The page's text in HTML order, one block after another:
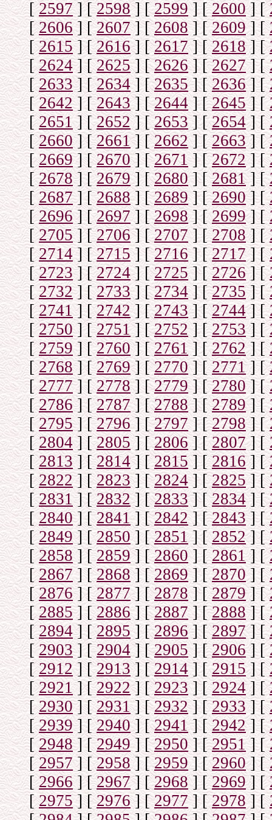
[2597] [2598] [2599 ] [2600] [
[2606] [2607] [2608] [2609] [
[2615] [2616] [2617] [2618] [
[2624] [2625] [2626] [2627] [
[2633] [2634] [2635] [2636] [
[2642] [2643] [2644 ] [2645] [
[2651] [2652] [2653] [2654] [
[2660] [2661] [2662] [2663] [
[2669] [2670] [2671] [2672] [
[2678] [2679] [2680] [2681] [
[2687] [2688] [2689] [2690] [
[2696] [2697] [2698] [2699] [
[2705] [2706] [2707] [2708] [
[2714] [2715] [2716] [2717] [
[2723] [2724] [2725] [2726] [
[2732] [2733] [2734] [2735] [
[2741] [2742] [2743] [2744] [
[2750] [2751] [2752] [2753] [
[2759] [2760] [2761] [2762] [
[2768] [2769] [2770] [2771] [
[2777] [2778] [2779] [2780] [
[2786] [2787] [2788] [2789] [
[2795] [2796] [2797] [2798] [
[2804] [2805] [2806] [2807] [
[2813] [2814] [2815] [2816] [
[2822] [2823] [2824] [2825] [
[2831] [2832] [2833] [2834] [
[ 2840] [2841] [2842] [2843] [
[2849] [2850] [2851] [2852] [
[2858] [2859] [2860 ] [2861] [
[2867] [2868] [2869] [2870] [
[2876] [2877] [2878] [2879] [
[2885] [2886] [2887] [2888] [
[2894] [2895] [2896] [2897] [
[2903] [2904] [2905 ] [2906] [
[2912] [2913] [2914] [2915] [
[2921] [2922] [2923] [2924] [
[2930] [2931] [2932] [2933] [
[2939] [2940] [2941] [2942] [
[2948] [2949] [2950] [2951] [
[2957] [2958] [2959] [2960] [
[2966] [2967] [2968] [2969] [
[2975] [2976] [2977] [2978] [